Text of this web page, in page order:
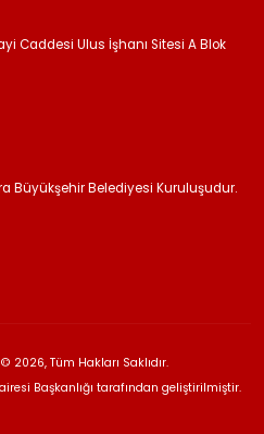
Caddesi Ulus İşhanı Sitesi A Blok
Büyükşehir Belediyesi Kuruluşudur.
2026, Tüm Hakları Saklıdır.
Başkanlığı tarafından geliştirilmiştir.